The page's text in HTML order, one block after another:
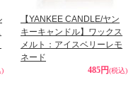
)
【YANKEE CANDLE/ヤン
キーキャンドル】ワックス
メルト：アイスベリーレモ
ネード
485円(税込)